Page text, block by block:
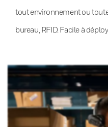
tout environnement ou
bureau, RFID. Facile à